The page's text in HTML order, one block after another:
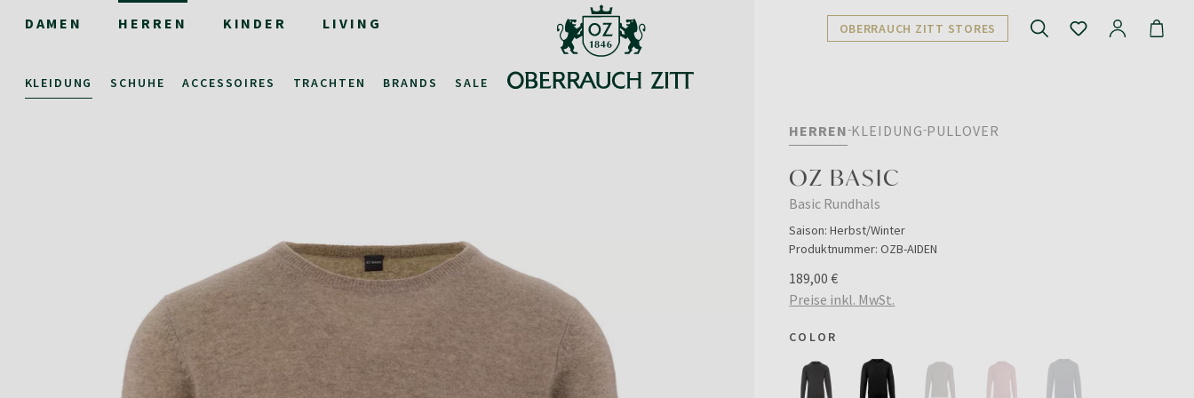
DAMEN HERREN KINDER LIVING
KLEIDUNG SCHUHE ACCESSOIRES TRACHTEN BRANDS SALE
OBERRAUCH ZITT STORES
HERREN KLEIDUNG PULLOVER
OZ BASIC
Basic Rundhals
Saison: Herbst/Winter
Produktnummer:OZB-AIDEN
189,00 €
Preise inkl. MwSt.
COLOR